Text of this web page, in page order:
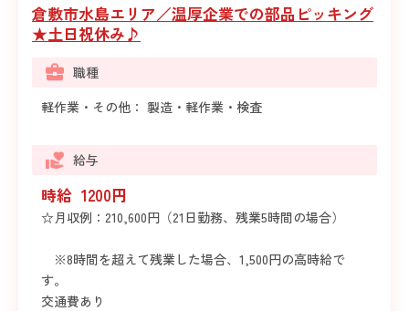
倉敷市水島エリア／温厚企業での部品ピッキング
★土日祝休み♪
職種
軽作業・その他： 製造・軽作業・検査
給与
時給 1200円
☆月収例：210,600円（21日勤務、残業5時間の場合）
※8時間を超えて残業した場合、1,500円の高時給で
す。
交通費あり